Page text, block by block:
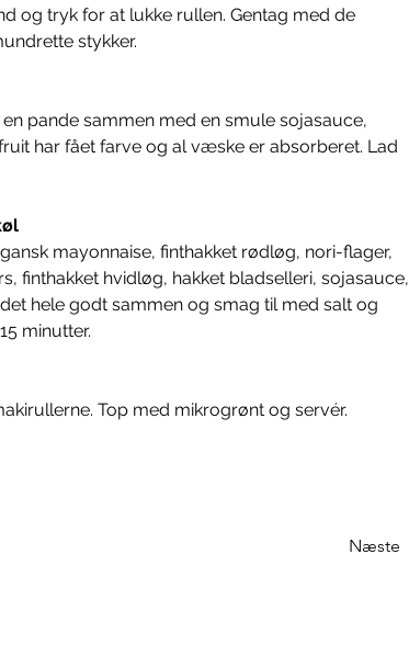
og tryk for at lukke rullen. Gentag med de
stykker.
pande sammen med en smule sojasauce,
har fået farve og al væske er absorberet. Lad
mayonnaise, finthakket rødløg, nori-flager,
finthakket hvidløg, hakket bladselleri, sojasauce,
hele godt sammen og smag til med salt og
minutter.
Top med mikrogrønt og servér.
Næste